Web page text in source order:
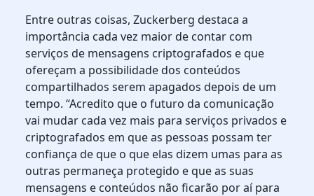
Entre outras coisas, Zuckerberg destaca a
importância cada vez maior de contar com
serviços de mensagens criptografados e que
ofereçam a possibilidade dos conteúdos
compartilhados serem apagados depois de um
tempo. “Acredito que o futuro da comunicação
vai mudar cada vez mais para serviços privados e
criptografados em que as pessoas possam ter
confiança de que o que elas dizem umas para as
outras permaneça protegido e que as suas
mensagens e conteúdos não ficarão por aí para